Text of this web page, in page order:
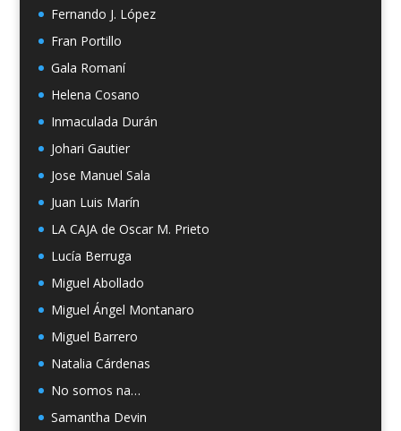
Fernando J. López
Fran Portillo
Gala Romaní
Helena Cosano
Inmaculada Durán
Johari Gautier
Jose Manuel Sala
Juan Luis Marín
LA CAJA de Oscar M. Prieto
Lucía Berruga
Miguel Abollado
Miguel Ángel Montanaro
Miguel Barrero
Natalia Cárdenas
No somos na…
Samantha Devin